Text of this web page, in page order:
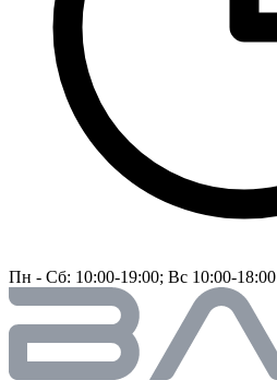
Пн - Сб: 10:00-19:00; Вс 10:00-18:00